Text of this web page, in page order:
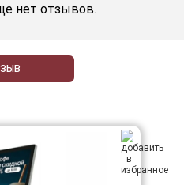
нет отзывов.